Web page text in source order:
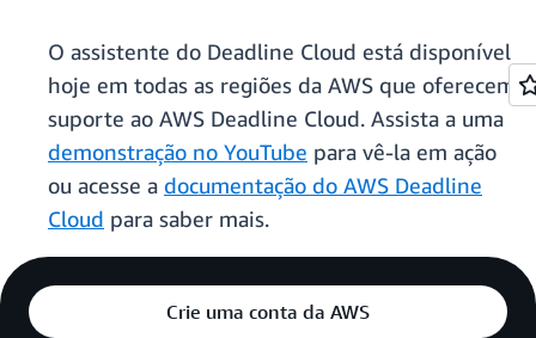
O assistente do Deadline Cloud está disponível
hoje em todas as regiões da AWS que oferecem
suporte ao AWS Deadline Cloud. Assista a uma
demonstração no YouTube para vê-la em ação
ou acesse a documentação do AWS Deadline
Cloud para saber mais.
Crie uma conta da AWS